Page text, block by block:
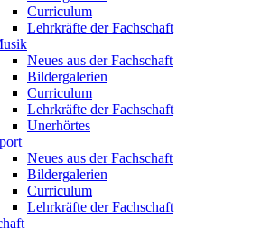
Curriculum
Lehrkräfte der Fachschaft
Neues aus der Fachschaft
Bildergalerien
Curriculum
Lehrkräfte der Fachschaft
Unerhörtes
Neues aus der Fachschaft
Bildergalerien
Curriculum
Lehrkräfte der Fachschaft